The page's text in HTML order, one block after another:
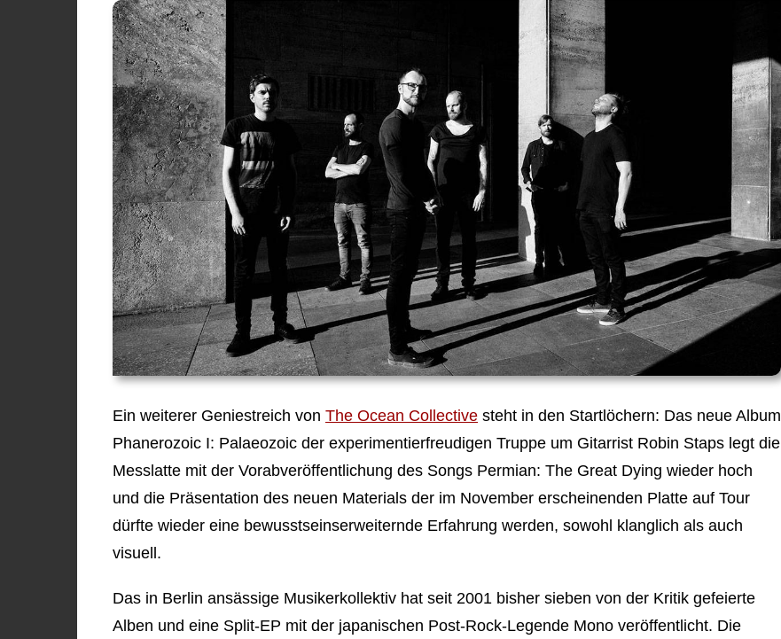
Ein weiterer Geniestreich von The Ocean Collective steht in den Startlöchern: Das neue Album
Phanerozoic I: Palaeozoic der experimentierfreudigen Truppe um Gitarrist Robin Staps legt die
Messlatte mit der Vorabveröffentlichung des Songs Permian: The Great Dying wieder hoch
und die Präsentation des neuen Materials der im November erscheinenden Platte auf Tour
dürfte wieder eine bewusstseinserweiternde Erfahrung werden, sowohl klanglich als auch
visuell.
Das in Berlin ansässige Musikerkollektiv hat seit 2001 bisher sieben von der Kritik gefeierte
Alben und eine Split-EP mit der japanischen Post-Rock-Legende Mono veröffentlicht. Die